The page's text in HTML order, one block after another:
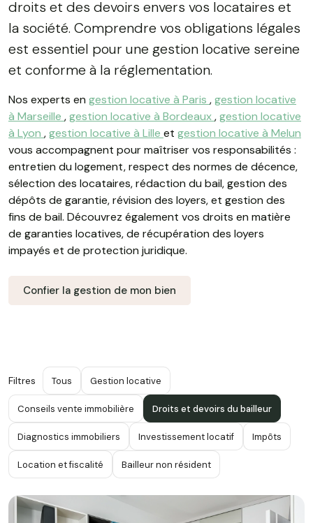
droits et des devoirs envers vos locataires et
la société. Comprendre vos obligations légales
est essentiel pour une gestion locative sereine
et conforme à la réglementation.
Nos experts en gestion locative à Paris ,gestion locative
à Marseille ,gestion locative à Bordeaux,gestion locative
à Lyon ,gestion locative à Lille et gestion locative à Melun
vous accompagnent pour maîtriser vos responsabilités :
entretien du logement, respect des normes de décence,
sélection des locataires, rédaction du bail, gestion des
dépôts de garantie, révision des loyers, et gestion des
fins de bail. Découvrez également vos droits en matière
de garanties locatives, de récupération des loyers
impayés et de protection juridique.
Confier la gestion de mon bien
Filtres Tous Gestion locative
Conseils vente immobilière Droits et devoirs du bailleur
Diagnostics immobiliers Investissement locatif Impôts
Location et fiscalité Bailleur non résident